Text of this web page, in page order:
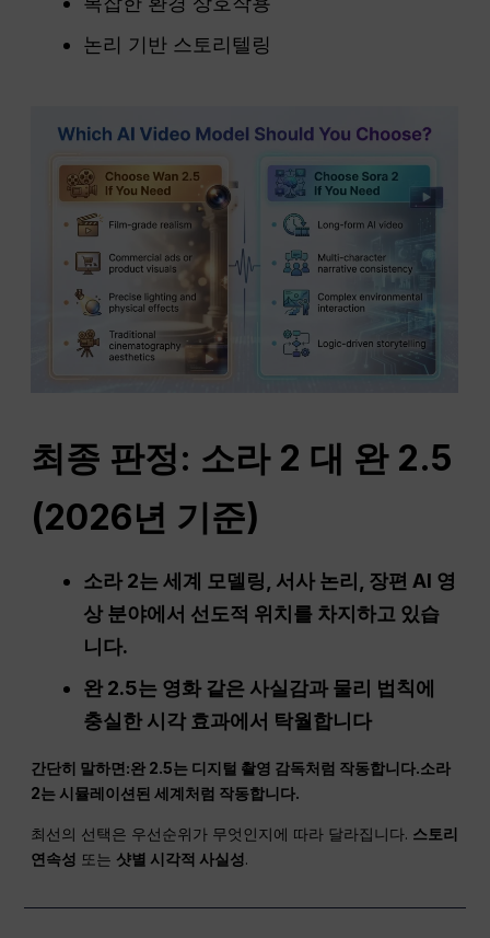
논리 기반 스토리텔링
최종 판정: 소라 2 대 완 2.5
(2026년 기준)
소라 2는 세계 모델링, 서사 논리, 장편 AI 영
상 분야에서 선도적 위치를 차지하고 있습
니다.
완 2.5는 영화 같은 사실감과 물리 법칙에
충실한 시각 효과에서 탁월합니다
간단히 말하면:완 2.5는 디지털 촬영 감독처럼 작동합니다.소라
2는 시뮬레이션된 세계처럼 작동합니다.
최선의 선택은 우선순위가 무엇인지에 따라 달라집니다. 스토리
연속성 또는샷별 시각적 사실성.